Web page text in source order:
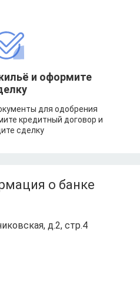
и оформите
для одобрения
кредитный договор и
сделку
о банке
д.2, стр.4